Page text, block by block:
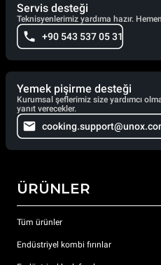
Servis desteği
Teknisyenlerimiz yardıma hazır.
+90 543 537 05 31
Yemek pişirme desteği
Kurumsal şeflerimiz size yardımcı
yanıt verecekler.
ÜRÜNLER
Tüm ürünler
Endüstriyel kombi fırınlar